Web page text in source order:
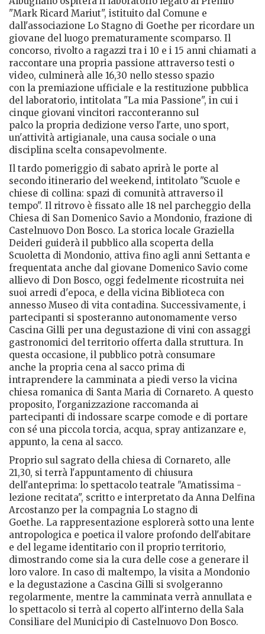
"Mark Ricard Mariut", istituito dal Comune e
dall'associazione Lo Stagno di Goethe per ricordare un
giovane del luogo prematuramente scomparso. Il
concorso, rivolto a ragazzi tra i 10 e i 15 anni chiamati a
raccontare una propria passione attraverso testi o
video, culminerà alle 16,30 nello stesso spazio
con la premiazione ufficiale e la restituzione pubblica
del laboratorio, intitolata "La mia Passione", in cui i
cinque giovani vincitori racconteranno sul
palco la propria dedizione verso l'arte, uno sport,
un'attività artigianale, una causa sociale o una
disciplina scelta consapevolmente.
Il tardo pomeriggio di sabato aprirà le porte al
secondo itinerario del weekend, intitolato "Scuole e
chiese di collina: spazi di comunità attraverso il
tempo". Il ritrovo è fissato alle 18 nel parcheggio della
Chiesa di San Domenico Savio a Mondonio, frazione di
Castelnuovo Don Bosco. La storica locale Graziella
Deideri guiderà il pubblico alla scoperta della
Scuoletta di Mondonio, attiva fino agli anni Settanta e
frequentata anche dal giovane Domenico Savio come
allievo di Don Bosco, oggi fedelmente ricostruita nei
suoi arredi d'epoca, e della vicina Biblioteca con
annesso Museo di vita contadina. Successivamente, i
partecipanti si sposteranno autonomamente verso
Cascina Gilli per una degustazione di vini con assaggi
gastronomici del territorio offerta dalla struttura. In
questa occasione, il pubblico potrà consumare
anche la propria cena al sacco prima di
intraprendere la camminata a piedi verso la vicina
chiesa romanica di Santa Maria di Cornareto. A questo
proposito, l'organizzazione raccomanda ai
partecipanti di indossare scarpe comode e di portare
con sé una piccola torcia, acqua, spray antizanzare e,
appunto, la cena al sacco.
Proprio sul sagrato della chiesa di Cornareto, alle
21,30, si terrà l'appuntamento di chiusura
dell'anteprima: lo spettacolo teatrale "Amatissima -
lezione recitata", scritto e interpretato da Anna Delfina
Arcostanzo per la compagnia Lo stagno di
Goethe. La rappresentazione esplorerà sotto una lente
antropologica e poetica il valore profondo dell'abitare
e del legame identitario con il proprio territorio,
dimostrando come sia la cura delle cose a generare il
loro valore. In caso di maltempo, la visita a Mondonio
e la degustazione a Cascina Gilli si svolgeranno
regolarmente, mentre la camminata verrà annullata e
lo spettacolo si terrà al coperto all'interno della Sala
Consiliare del Municipio di Castelnuovo Don Bosco.